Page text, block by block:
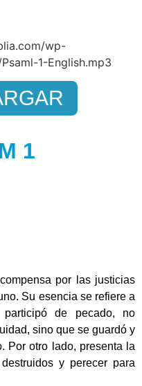
1
por las justicias
Su esencia se refiere a
de pecado, no
sino que se guardó y
Por otro lado, presenta la
y perecer para